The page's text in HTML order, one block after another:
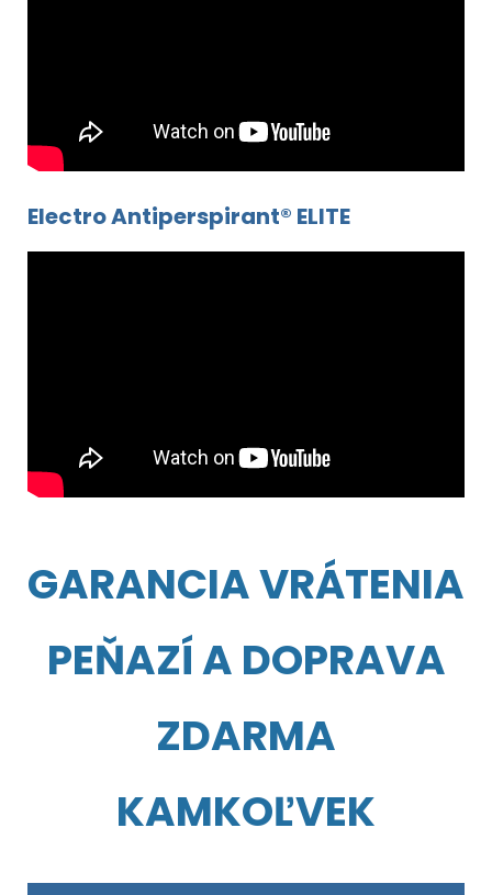
Electro Antiperspirant® ELITE
GARANCIA VRÁTENIA
PEŇAZÍ A DOPRAVA
ZDARMA
KAMKOĽVEK